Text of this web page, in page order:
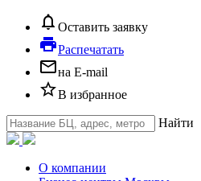
notifications_none Оставить заявку
local_printshopРаспечатать
mail_outlineна E-mail
star_borderВ избранное
Найти
О компании